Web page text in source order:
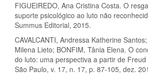
FIGUEIREDO, Ana Cristina Costa. O
suporte psicológico ao luto não
Summus Editorial, 2015.
CAVALCANTI, Andressa Katherine
Milena Lieto; BONFIM, Tânia Elena. O
do luto: uma perspectiva a partir de Freud
São Paulo, v. 17, n. 17, p. 87-105, dez.